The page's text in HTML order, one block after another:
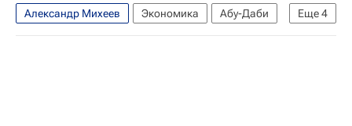
Еще4
Александр Михеев Экономика
Абу-Даби
ОАЭ
Россия Рособоронэкспорт Ростех